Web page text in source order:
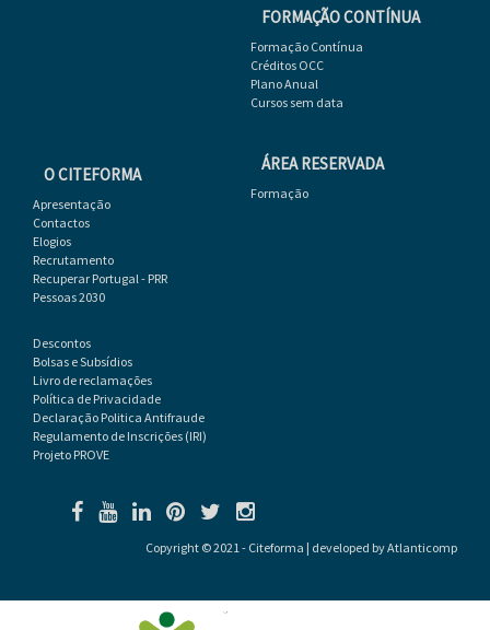
FORMAÇÃO CONTÍNUA
Formação Contínua
Créditos OCC
Plano Anual
Cursos sem data
O CITEFORMA
Apresentação
Contactos
Elogios
Recrutamento
Recuperar Portugal - PRR
Pessoas 2030
Descontos
Bolsas e Subsídios
Livro de reclamações
Política de Privacidade
Declaração Politica Antifraude
Regulamento de Inscrições (IRI)
Projeto PROVE
ÁREA RESERVADA
Formação
Copyright © 2021 - Citeforma | developed byAtlanticomp